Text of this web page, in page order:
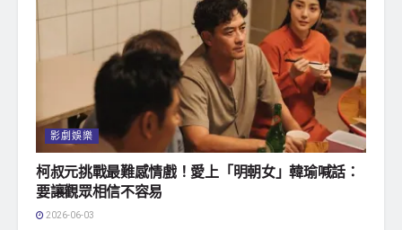
影劇娛樂
柯叔元挑戰最難感情戲！愛上「明朝女」韓瑜喊話：
要讓觀眾相信不容易
2026-06-03